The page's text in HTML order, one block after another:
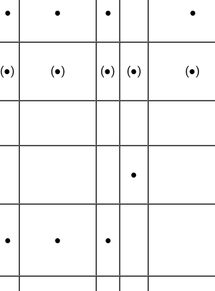
● ● ● ●
(●) (●) (●) (●) (●)
●
● ● ●